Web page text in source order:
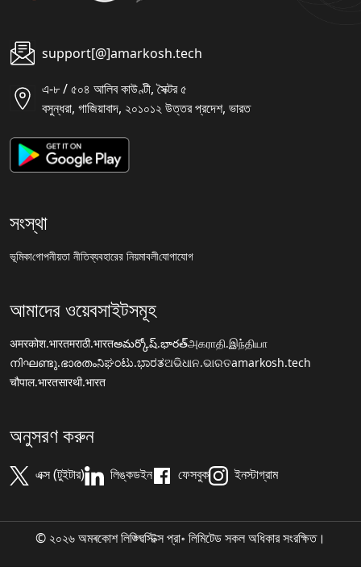
support[@]amarkosh.tech
এ-৮ / ৫০৪ আলিব কাউণ্টী, সৈক্টর ৫
বসুন্ধরা, গাজিয়াবাদ, ২০১০১২ উত্তর প্রদেশ, ভারত
সংস্থা
ভূমিকাগোপনীয়তা নীতিব্যবহারের নিয়মাবলীযোগাযোগ
আমাদের ওয়েবসাইটসমূহ
अमरकोश.भारतमराठी.भारतఅమర్కోష్.భారత్அகராதி.இந்தியா
നിഘണ്ടു.ഭാരതംನಿಘಂಟು.ಭಾರತଅଭିଧାନ.ଭାରତamarkosh.tech
चौपाल.भारतसारथी.भारत
অনুসরণ করুন
এক্স (টুইটার) লিঙ্কডইন ফেসবুক ইনস্টাগ্রাম
© ২০২৬ অমৰকোশ লিঙ্গ্ৱিস্টিক্স প্রা॰ লিমিটেড সকল অধিকার সংরক্ষিত।